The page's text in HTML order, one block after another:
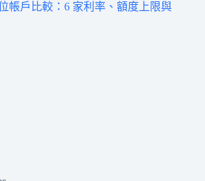
帳戶比較：6 家利率、額度上限與